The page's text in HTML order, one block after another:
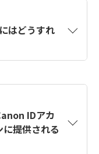
はどうすれ
】Canon IDとは
は？をご確認く
IDアカ
提供される